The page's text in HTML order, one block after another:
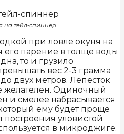
на тейл-спиннер
при ловле окуня на
его парение в толще воды
то и грузило
вес 2-3 грамма
двух метров. Лепесток
желателен. Одиночный
и смелее набрасывается
ему будет проще
построения уловистой
в микроджиге.